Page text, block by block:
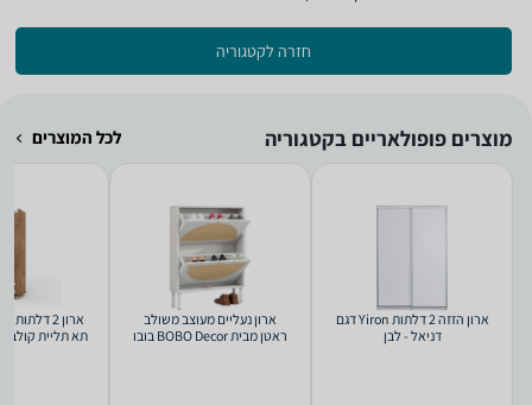
חזרה לקטגוריה
מוצרים פופולאריים בקטגוריה לכל המוצרים
ארון הזזה 2 דלתות Yiron דגם
דניאל - לבן
ארון נעליים מעוצב משולב
ראטן מבית BOBO Decor בובו
ארון 2